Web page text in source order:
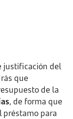
justificación del
que
de la
, de forma que
para